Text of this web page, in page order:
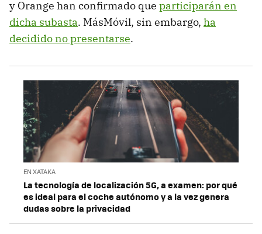
y Orange han confirmado que participarán en
dicha subasta. MásMóvil, sin embargo, ha
decidido no presentarse.
EN XATAKA
La tecnología de localización 5G, a examen: por qué
es ideal para el coche autónomo y a la vez genera
dudas sobre la privacidad